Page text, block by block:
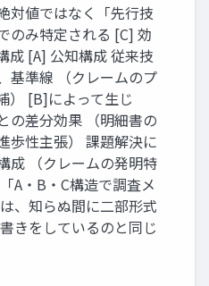
対値ではなく「先行技
のみ特定される [C] 効
成 [A] 公知構成 従来技
基準線 （クレームのプ
） [B]によって生じ
の差分効果 （明細書の
歩性主張） 課題解決に
成 （クレームの発明特
A・B・C構造で調査メ
、知らぬ間に二部形式
きをしているのと同じ